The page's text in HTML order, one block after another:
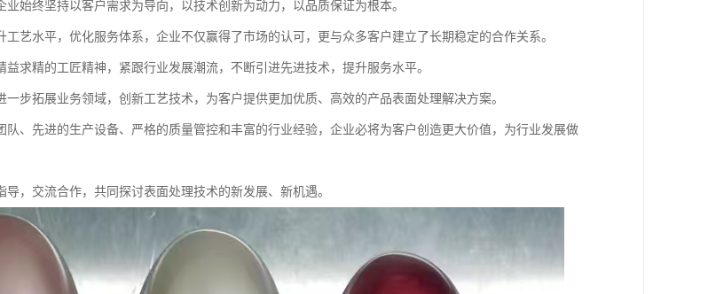
始终坚持以客户需求为导向，以技术创新为动力，以品质保证为根本。
艺水平，优化服务体系，企业不仅赢得了市场的认可，更与众多客户建立了长期稳定的合作关系。
益求精的工匠精神，紧跟行业发展潮流，不断引进先进技术，提升服务水平。
步拓展业务领域，创新工艺技术，为客户提供更加优质、高效的产品表面处理解决方案。
队、先进的生产设备、严格的质量管控和丰富的行业经验，企业必将为客户创造更大价值，为行业发展做
，交流合作，共同探讨表面处理技术的新发展、新机遇。